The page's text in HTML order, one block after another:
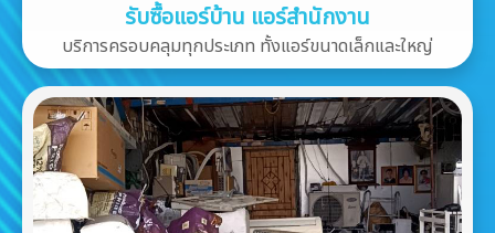
รับซื้อแอร์บ้าน แอร์สำนักงาน
บริการครอบคลุมทุกประเภท ทั้งแอร์ขนาดเล็กและใหญ่